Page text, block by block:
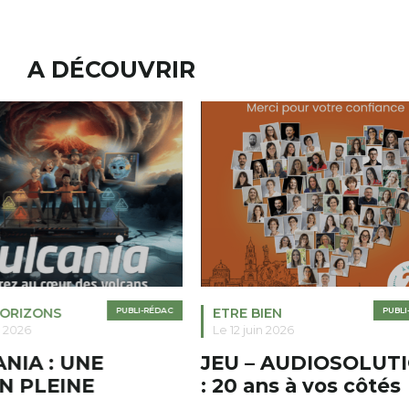
A DÉCOUVRIR
PUBLI-RÉDAC
ETRE BIEN
JEU – AUDIOSOLUTION
: 20 ans à vos côtés
TOUS
Retournac
bord de